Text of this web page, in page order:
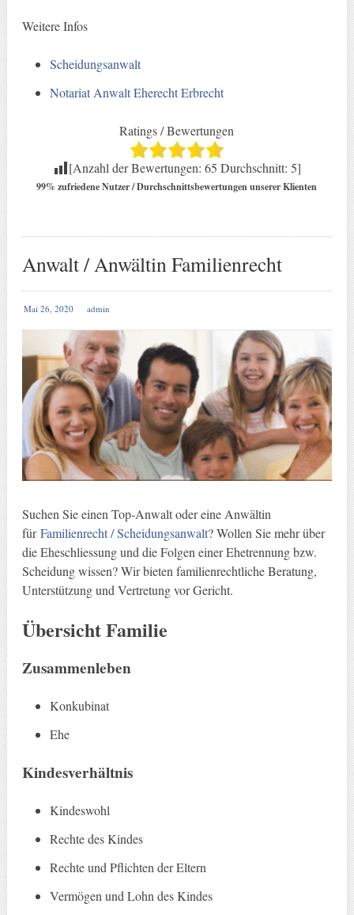
Weitere Infos
Scheidungsanwalt
Notariat Anwalt Eherecht Erbrecht
Ratings / Bewertungen
[Anzahl der Bewertungen: 65 Durchschnitt: 5]
99% zufriedene Nutzer / Durchschnittsbewertungen unserer Klienten
Anwalt / Anwältin Familienrecht
Mai 26, 2020 admin
Suchen Sie einen Top-Anwalt oder eine Anwältin
fürFamilienrecht / Scheidungsanwalt? Wollen Sie mehr über
die Eheschliessung und die Folgen einer Ehetrennung bzw.
Scheidung wissen? Wir bieten familienrechtliche Beratung,
Unterstützung und Vertretung vor Gericht.
Übersicht Familie
Zusammenleben
Konkubinat
Ehe
Kindesverhältnis
Kindeswohl
Rechte des Kindes
Rechte und Pflichten der Eltern
Vermögen und Lohn des Kindes